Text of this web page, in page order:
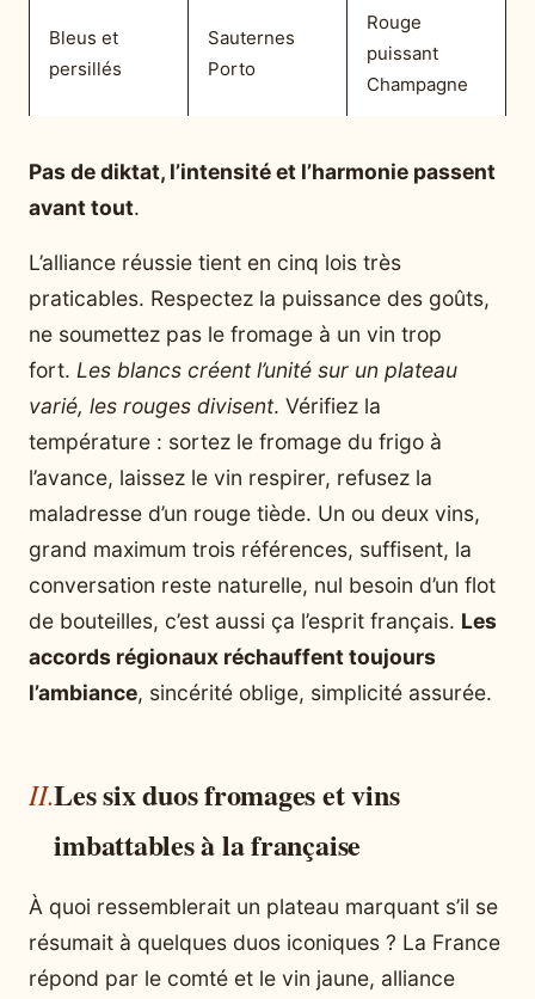
Bleus et
persillés
Sauternes
Porto
Rouge
puissant
Champagne
Pas de diktat, l’intensité et l’harmonie passent
avant tout.
L’alliance réussie tient en cinq lois très
praticables. Respectez la puissance des goûts,
ne soumettez pas le fromage à un vin trop
fort. Les blancs créent l’unité sur un plateau
varié, les rouges divisent. Vérifiez la
température : sortez le fromage du frigo à
l’avance, laissez le vin respirer, refusez la
maladresse d’un rouge tiède. Un ou deux vins,
grand maximum trois références, suffisent, la
conversation reste naturelle, nul besoin d’un flot
de bouteilles, c’est aussi ça l’esprit français. Les
accords régionaux réchauffent toujours
l’ambiance, sincérité oblige, simplicité assurée.
Les six duos fromages et vins
imbattables à la française
À quoi ressemblerait un plateau marquant s’il se
résumait à quelques duos iconiques ? La France
répond par le comté et le vin jaune, alliance